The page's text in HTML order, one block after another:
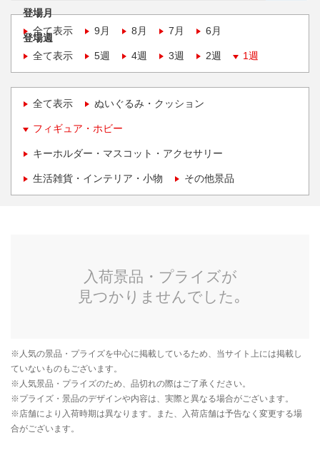
登場月
全て表示
9月 8月 7月 6月
登場週
全て表示
5週 4週 3週 2週 1週
全て表示 ぬいぐるみ・クッション
フィギュア・ホビー
キーホルダー・マスコット・アクセサリー
生活雑貨・インテリア・小物 その他景品